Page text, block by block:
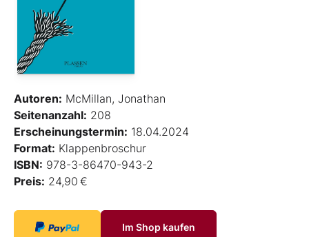
Autoren: McMillan, Jonathan
Seitenanzahl: 208
Erscheinungstermin: 18.04.2024
Format: Klappenbroschur
ISBN: 978-3-86470-943-2
Preis: 24,90 €
Im Shop kaufen